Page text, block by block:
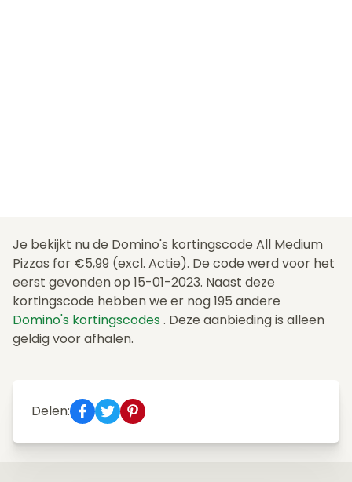
Je bekijkt nu de Domino's kortingscode All Medium
Pizzas for €5,99 (excl. Actie). De code werd voor het
eerst gevonden op 15-01-2023. Naast deze
kortingscode hebben we er nog 195 andere
Domino's kortingscodes . Deze aanbieding is alleen
geldig voor afhalen.
Delen: